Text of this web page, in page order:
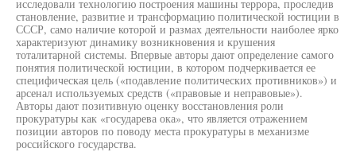
исследовали технологию построения машины террора, проследив
становление, развитие и трансформацию политической юстиции в
СССР, само наличие которой и размах деятельности наиболее ярко
характеризуют динамику возникновения и крушения
тоталитарной системы. Впервые авторы дают определение самого
понятия политической юстиции, в котором подчеркивается ее
специфическая цель («подавление политических противников») и
арсенал используемых средств («правовые и неправовые»).
Авторы дают позитивную оценку восстановления роли
прокуратуры как «государева ока», что является отражением
позиции авторов по поводу места прокуратуры в механизме
российского государства.